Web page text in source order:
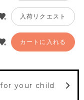
入荷リクエスト
カートに入れる
your child